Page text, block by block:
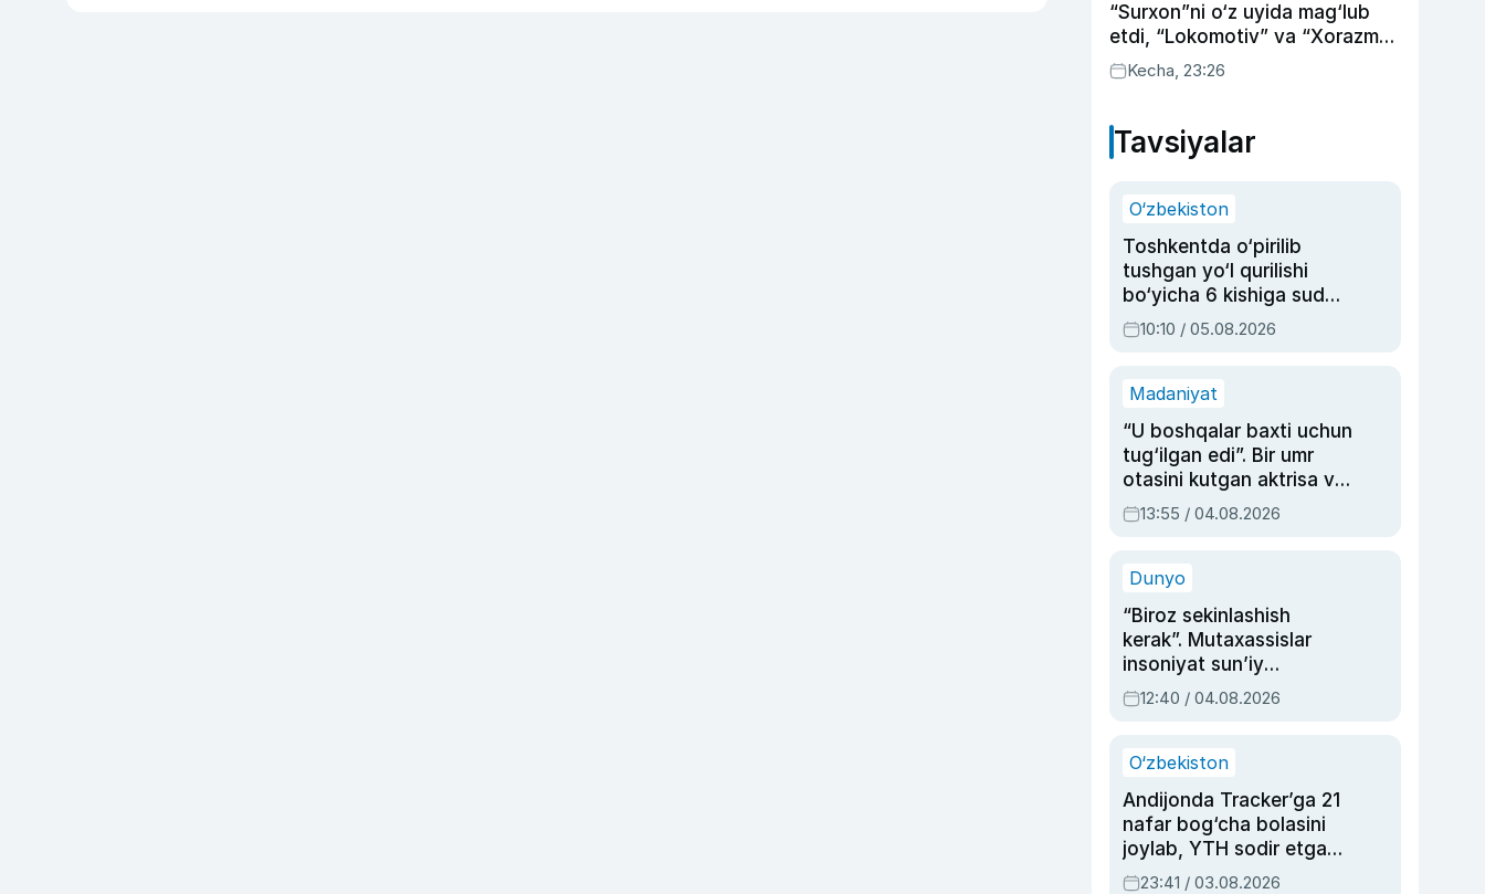
“Surxon”ni o‘z uyida mag‘lub
etdi, “Lokomotiv” va “Xorazm”
uyda g‘alaba qozondi
Kecha, 23:26
Tavsiyalar
O‘zbekiston
Toshkentda o‘pirilib
tushgan yo‘l qurilishi
bo‘yicha 6 kishiga sud
hukmi o‘qildi
10:10 / 05.08.2026
Madaniyat
“U boshqalar baxti uchun
tug‘ilgan edi”. Bir umr
otasini kutgan aktrisa va
dublyaj ustasi Rimma
Ahmedovaning
13:55 / 04.08.2026
Dunyo
“Biroz sekinlashish
kerak”. Mutaxassislar
insoniyat sun’iy
intellektni boshqara
olmay qolishidan xavotir
12:40 / 04.08.2026
O‘zbekiston
Andijonda Tracker’ga 21
nafar bog‘cha bolasini
joylab, YTH sodir etgan
ayolga sud hukmi o‘qildi
23:41 / 03.08.2026